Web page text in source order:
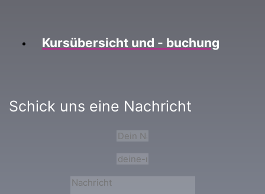
Kursübersicht und - buchung
Schick uns eine Nachricht